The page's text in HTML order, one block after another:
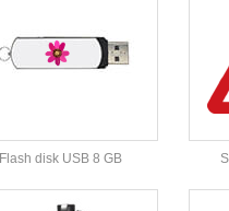
Flash disk USB 8 GB